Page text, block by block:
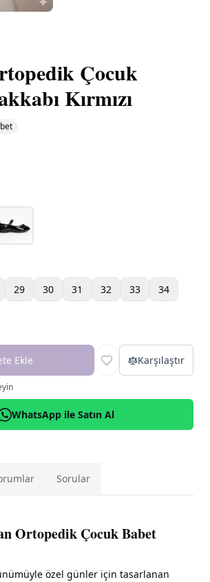
Çocuk
Kırmızı
29 30 31 32 33
34
Ekle Karşılaştır
WhatsApp ile Satın Al
Sorular
Ortopedik Çocuk Babet
özel günler için tasarlanan